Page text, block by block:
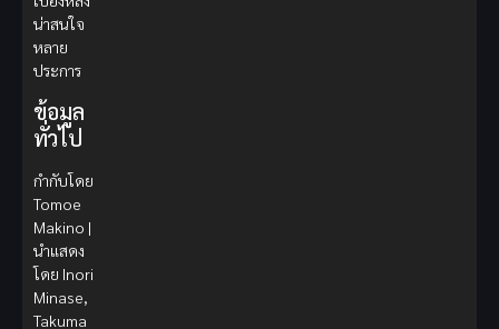
น่าสนใจ
หลาย
ประการ
ข้อมูล
ทั่วไป
กำกับโดย
Tomoe
Makino |
นำแสดง
โดย Inori
Minase,
Takuma